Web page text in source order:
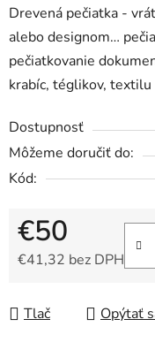
Drevená pečiatka -
alebo designom…
pečiatkovanie
krabíc, téglikov, textilu
Dostupnosť
Môžeme doručiť do:
Kód:
€50
€41,32 bez DPH
Tlač Opýtať